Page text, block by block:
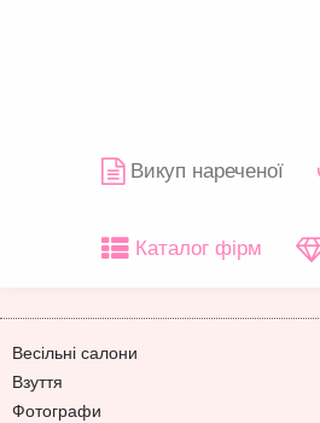
Викуп нареченої
Каталог фірм
Весільні салони
Взуття
Фотографи